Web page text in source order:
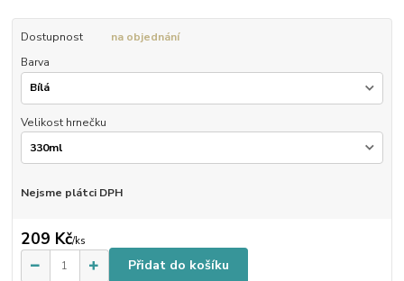
Dostupnost
na objednání
Barva
Velikost hrnečku
Nejsme plátci DPH
209 Kč/ks
Přidat do košíku